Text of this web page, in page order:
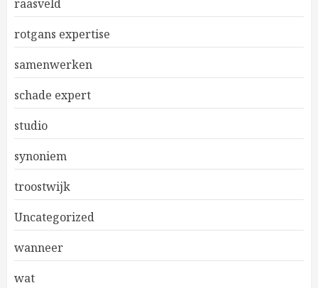
raasveld
rotgans expertise
samenwerken
schade expert
studio
synoniem
troostwijk
Uncategorized
wanneer
wat